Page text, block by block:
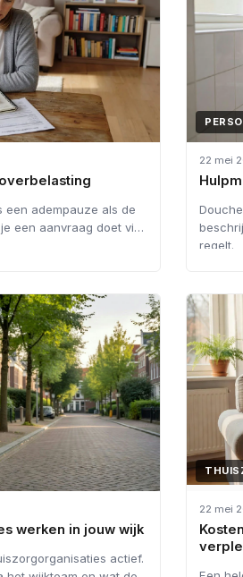
een adempauze als de
een aanvraag doet via
22 mei
regelt.
werken in jouw wijk
actief.
22 mei